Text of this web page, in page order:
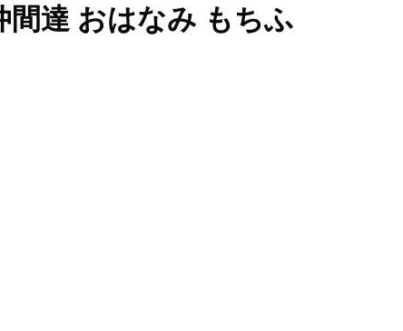
間達 おはなみ もちふ